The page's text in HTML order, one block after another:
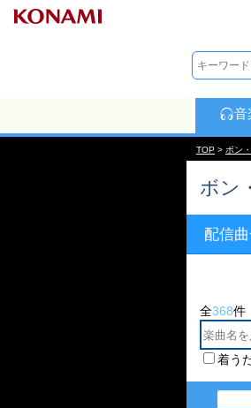
音
TOP > ボン
ボン
配信曲
全368件
着う